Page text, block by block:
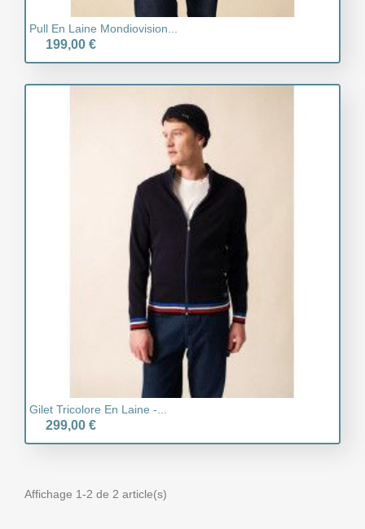
Pull En Laine Mondiovision...
199,00 €
Gilet Tricolore En Laine -...
299,00 €
Affichage 1-2 de 2 article(s)